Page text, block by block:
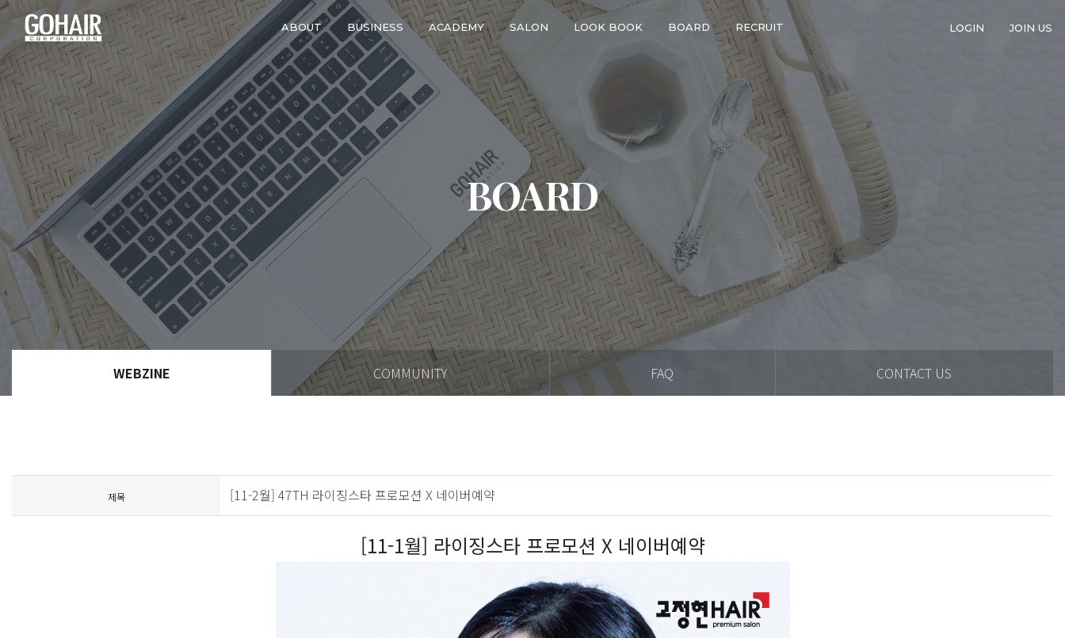
ABOUT BUSINESS ACADEMY SALON LOOK BOOK BOARD RECRUIT LOGIN JOIN US
BOARD
WEBZINE COMMUNITY FAQ CONTACT US
제목 [11-2월] 47TH 라이징스타 프로모션 X 네이버예약
[11-1월] 라이징스타 프로모션 X 네이버예약